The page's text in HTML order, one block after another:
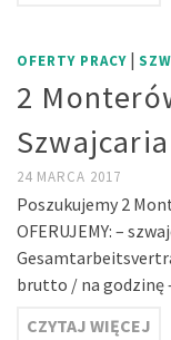
OFERTY PRACY |
2
24 MARCA 2017
Poszukujemy 2
OFERUJEMY: –
brutto / na godzinę
CZYTAJ WIĘCEJ